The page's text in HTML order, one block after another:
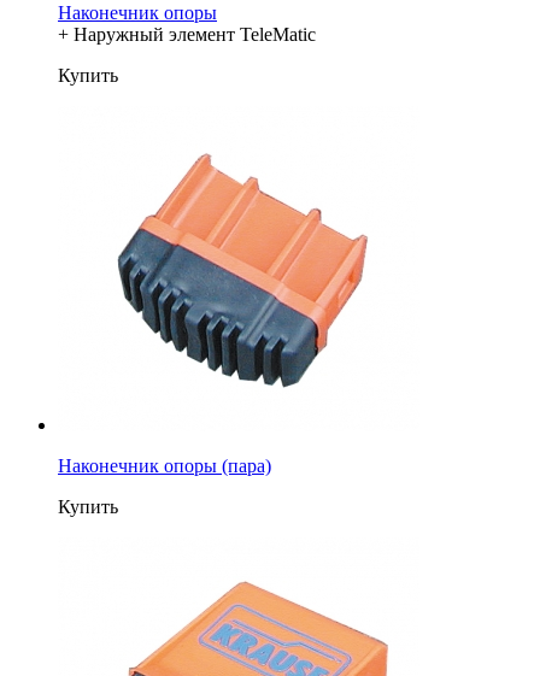
Наконечник опоры
+ Наружный элемент TeleMatic
Купить
Наконечник опоры (пара)
Купить